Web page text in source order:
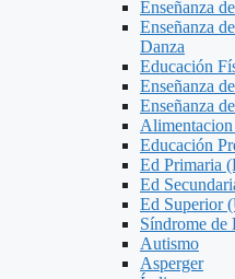
Enseñanza
Enseñanza
Danza
Educación
Enseñanza
Enseñanza
Educación
Ed Primaria
Ed
Ed Superior
Síndrome de
Autismo
Asperger